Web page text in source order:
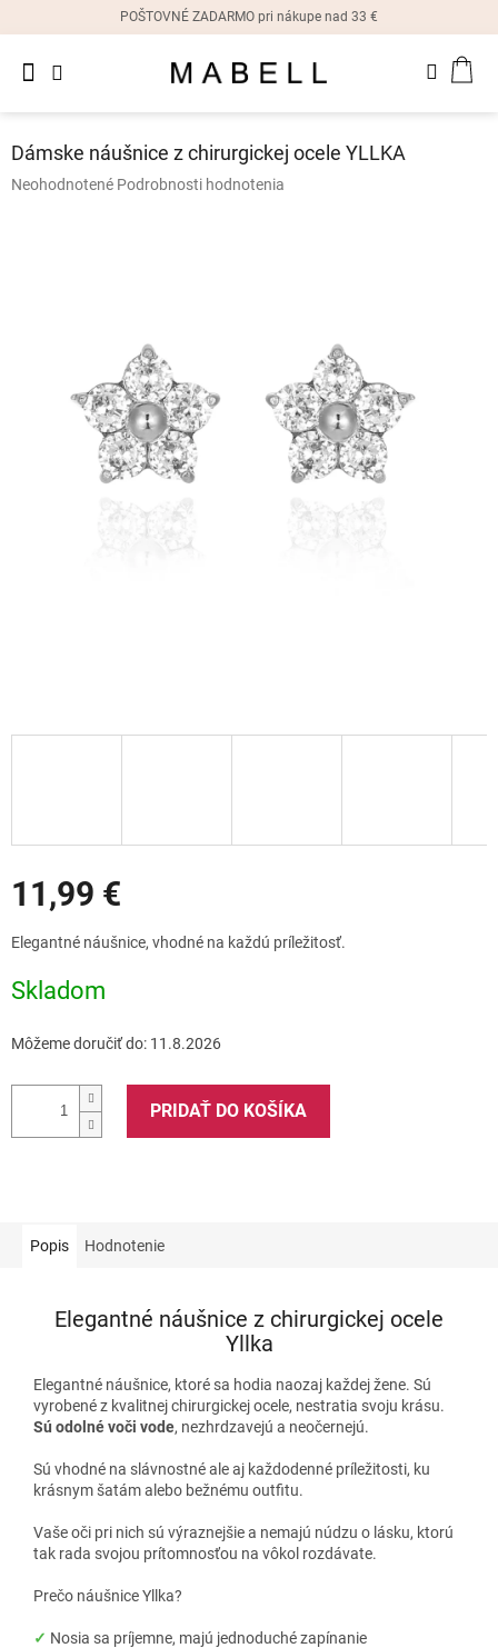
POŠTOVNÉ ZADARMO pri nákupe nad 33 €
Dámske
náušnice
Dámske
Dámske náušnice z chirurgickej ocele YLLKA
Priemerné
Neohodnotené Podrobnosti hodnotenia
11,99 €
cena:
Elegantné náušnice, vhodné na každú príležitosť.
Skladom
Môžeme doručiť do: 11.8.2026
PRIDAŤ DO KOŠÍKA
Popis Hodnotenie
Elegantné náušnice z chirurgickej ocele
Yllka
Elegantné náušnice, ktoré sa hodia naozaj každej žene. Sú
vyrobené z kvalitnej chirurgickej ocele, nestratia svoju krásu.
Sú odolné voči vode, nezhrdzavejú a neočernejú.
Sú vhodné na slávnostné ale aj každodenné príležitosti, ku
krásnym šatám alebo bežnému outfitu.
Vaše oči pri nich sú výraznejšie a nemajú núdzu o lásku, ktorú
tak rada svojou prítomnosťou na vôkol rozdávate.
Prečo náušnice Yllka?
✓ Nosia sa príjemne, majú jednoduché zapínanie